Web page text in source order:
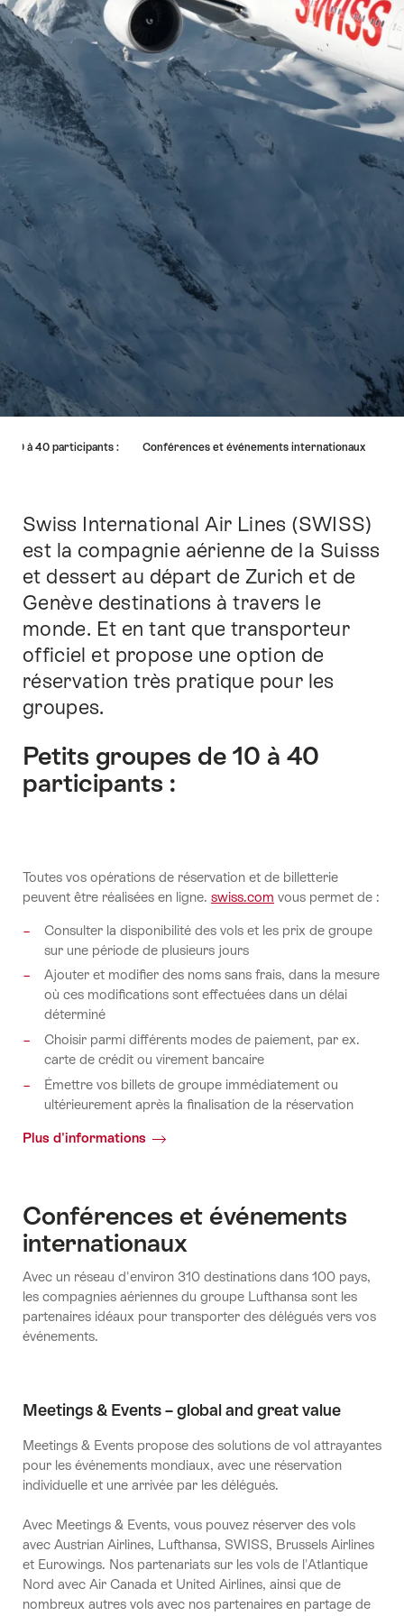
directement
aux
points
forts
sur
page.
10 à 40 participants : Conférences et événements internationaux
Introduction
Swiss International Air Lines (SWISS)
est la compagnie aérienne de la Suisss
et dessert au départ de Zurich et de
Genève destinations à travers le
monde. Et en tant que transporteur
officiel et propose une option de
réservation très pratique pour les
groupes.
Petits groupes de 10 à 40
participants :
Toutes vos opérations de réservation et de billetterie
peuvent être réalisées en ligne. swiss.com vous permet de :
Consulter la disponibilité des vols et les prix de groupe
sur une période de plusieurs jours
Ajouter et modifier des noms sans frais, dans la mesure
où ces modifications sont effectuées dans un délai
déterminé
Choisir parmi différents modes de paiement, par ex.
carte de crédit ou virement bancaire
Émettre vos billets de groupe immédiatement ou
ultérieurement après la finalisation de la réservation
Plus d'informations
Conférences et événements
internationaux
Avec un réseau d'environ 310 destinations dans 100 pays,
les compagnies aériennes du groupe Lufthansa sont les
partenaires idéaux pour transporter des délégués vers vos
événements.
Meetings & Events – global and great value
Meetings & Events propose des solutions de vol attrayantes
pour les événements mondiaux, avec une réservation
individuelle et une arrivée par les délégués.
Avec Meetings & Events, vous pouvez réserver des vols
avec Austrian Airlines, Lufthansa, SWISS, Brussels Airlines
et Eurowings. Nos partenariats sur les vols de l'Atlantique
Nord avec Air Canada et United Airlines, ainsi que de
nombreux autres vols avec nos partenaires en partage de